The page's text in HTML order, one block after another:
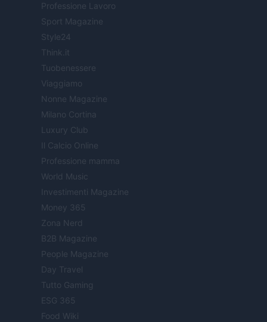
Professione Lavoro
Sport Magazine
Style24
Think.it
Tuobenessere
Viaggiamo
Nonne Magazine
Milano Cortina
Luxury Club
Il Calcio Online
Professione mamma
World Music
Investimenti Magazine
Money 365
Zona Nerd
B2B Magazine
People Magazine
Day Travel
Tutto Gaming
ESG 365
Food Wiki